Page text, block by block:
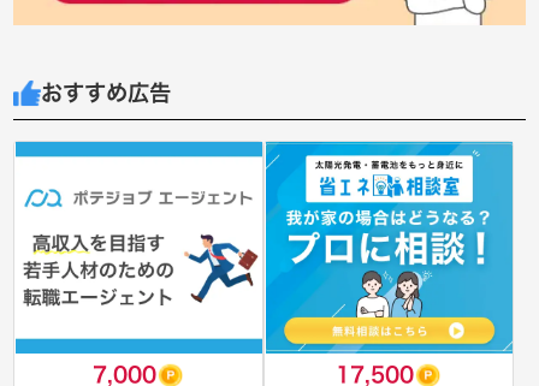
おすすめ広告
7,000 17,500